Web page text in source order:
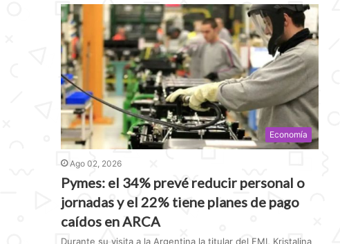
Economía
Ago 02, 2026
Pymes: el 34% prevé reducir personal o
jornadas y el 22% tiene planes de pago
caídos en ARCA
Durante su visita a la Argentina la titular del FMI, Kristalina